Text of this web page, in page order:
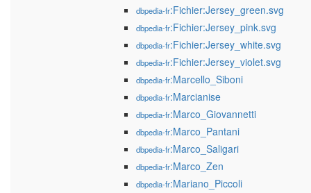
dbpedia-fr:Fichier:Jersey_green.svg
dbpedia-fr:Fichier:Jersey_pink.svg
dbpedia-fr:Fichier:Jersey_white.svg
dbpedia-fr:Fichier:Jersey_violet.svg
dbpedia-fr:Marcello_Siboni
dbpedia-fr:Marcianise
dbpedia-fr:Marco_Giovannetti
dbpedia-fr:Marco_Pantani
dbpedia-fr:Marco_Saligari
dbpedia-fr:Marco_Zen
dbpedia-fr:Mariano_Piccoli